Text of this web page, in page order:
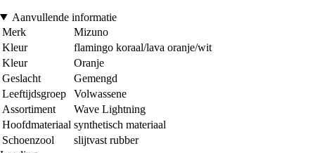
Aanvullende informatie
Merk
Mizuno
Kleur
flamingo koraal/lava oranje/wit
Kleur
Oranje
Geslacht
Gemengd
Leeftijdsgroep
Volwassene
Assortiment
Wave Lightning
Hoofdmateriaal synthetisch materiaal
Schoenzool
slijtvast rubber